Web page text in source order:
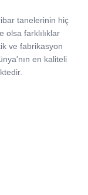
tanelerinin hiç
olsa farklılıklar
ve fabrikasyon
en kaliteli